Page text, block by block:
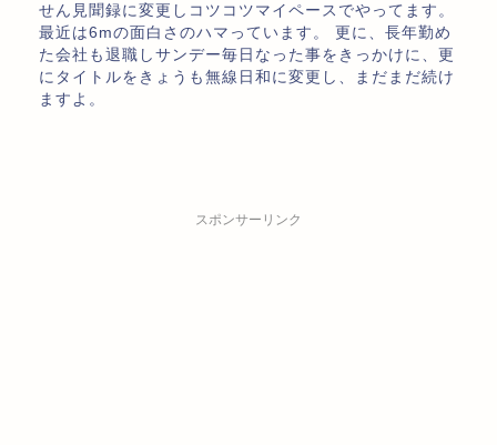
せん見聞録に変更しコツコツマイペースでやってます。
最近は6mの面白さのハマっています。 更に、長年勤め
た会社も退職しサンデー毎日なった事をきっかけに、更
にタイトルをきょうも無線日和に変更し、まだまだ続け
ますよ。
スポンサーリンク